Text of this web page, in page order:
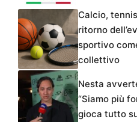
Calcio,
ritorno
sportivo
collettivo
Nesta
“Siamo più
gioca tutto